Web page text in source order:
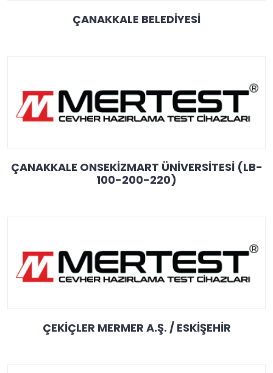
ÇANAKKALE BELEDİYESİ
ÇANAKKALE ONSEKİZMART ÜNİVERSİTESİ (LB-
100-200-220)
ÇEKİÇLER MERMER A.Ş. / ESKİŞEHİR